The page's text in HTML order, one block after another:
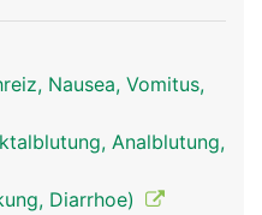
Nausea, Vomitus,
Analblutung,
Diarrhoe)